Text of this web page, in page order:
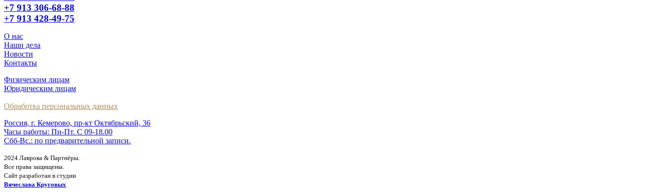
+7 913 306-68-88
+7 913 428-49-75
О нас
Наши дела
Новости
Контакты
Физическим лицам
Юридическим лицам
Обработка персональных данных
Россия, г. Кемерово, пр-кт Октябрьский, 36
Часы работы: Пн-Пт. С 09-18.00
Сбб-Вс.: по предварительной записи.
2024 Лаврова & Партнёры.
Все права защищены.
Сайт разработан в студии
Вячеслава Круговых